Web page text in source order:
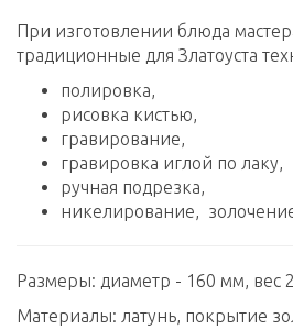
При изготовлении блюда
традиционные для Златоуста
полировка,
рисовка кистью,
гравирование,
гравировка иглой по лаку,
ручная подрезка,
никелирование,
Размеры: диаметр - 160 мм, вес
Материалы: латунь, покрытие